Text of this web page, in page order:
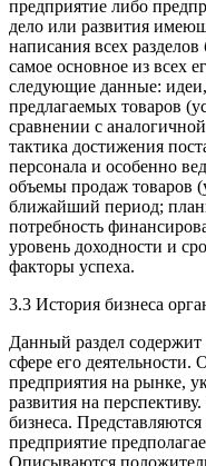
предприятие либо
дело или развития
написания всех
самое основное из всех
следующие данные: идеи,
предлагаемых товаров
сравнении с
тактика достижения
персонала и особенно
объемы продаж товаров
ближайший период;
потребность
уровень доходности и
факторы успеха.
3.3 История бизнеса
Данный раздел
сфере его деятельности.
предприятия на рынке,
развития на
бизнеса.
предприятие
Описываются